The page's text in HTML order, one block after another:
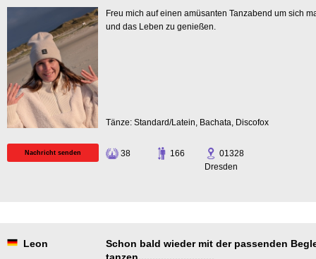
Freu mich auf einen amüsanten Tanzabend um sich
und das Leben zu genießen.
Tänze: Standard/Latein, Bachata, Discofox
Nachricht senden 38 166
01328
Dresden
Leon
Schon bald wieder mit der passenden